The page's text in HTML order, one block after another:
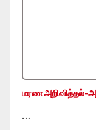
மரண அறிவித்தல்-
…